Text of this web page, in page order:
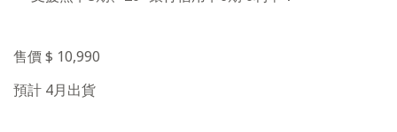
售價 $ 10,990
預計 4月出貨